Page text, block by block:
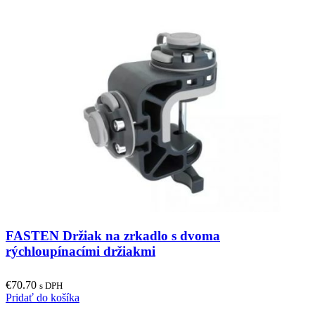
FASTEN Držiak na zrkadlo s dvoma
rýchloupínacími držiakmi
€70.70 s DPH
Pridať do košíka